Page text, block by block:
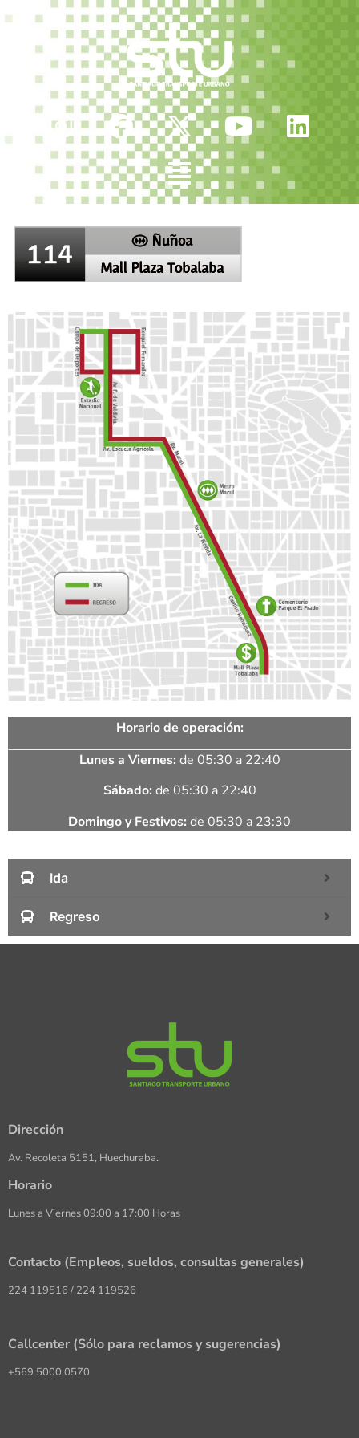
Horario de operación:
Lunes a Viernes: de 05:30 a 22:40
Sábado: de 05:30 a 22:40
Domingo y Festivos: de 05:30 a 23:30
Ida
Regreso
Dirección
Av. Recoleta 5151, Huechuraba.
Horario
Lunes a Viernes 09:00 a 17:00 Horas
Contacto (Empleos, sueldos, consultas generales)
224 119516 / 224 119526
Callcenter (Sólo para reclamos y sugerencias)
+569 5000 0570